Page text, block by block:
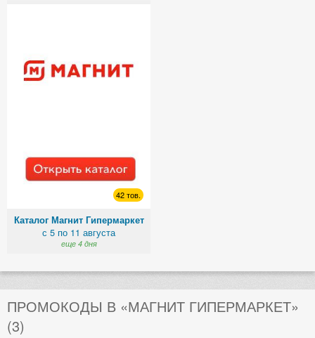
42 тов.
Каталог Магнит Гипермаркет
с 5 по 11 августа
еще 4 дня
ПРОМОКОДЫ В «МАГНИТ ГИПЕРМАРКЕТ»
(3)